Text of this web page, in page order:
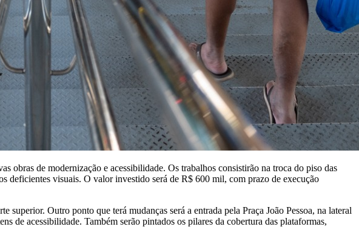
obras de modernização e acessibilidade. Os trabalhos consistirão na troca do piso das
deficientes visuais. O valor investido será de R$ 600 mil, com prazo de execução
Outro ponto que terá mudanças será a entrada pela Praça João Pessoa, na lateral
de acessibilidade. Também serão pintados os pilares da cobertura das plataformas,